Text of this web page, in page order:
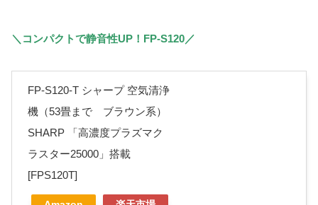
＼コンパクトで静音性UP！FP-S120／
FP-S120-T シャープ 空気清浄
機（53畳まで ブラウン系）
SHARP 「高濃度プラズマク
ラスター25000」搭載
[FPS120T]